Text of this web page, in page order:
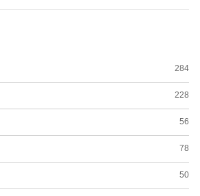
284
228
56
78
50